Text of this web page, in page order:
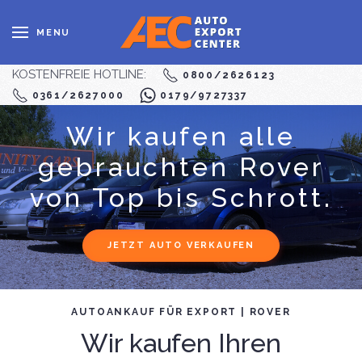
MENU
KOSTENFREIE HOTLINE:
0800/2626123
0361/2627000
0179/9727337
Wir kaufen alle
gebrauchten Rover
von Top bis Schrott.
JETZT AUTO VERKAUFEN
AUTOANKAUF FÜR EXPORT | ROVER
Wir kaufen Ihren